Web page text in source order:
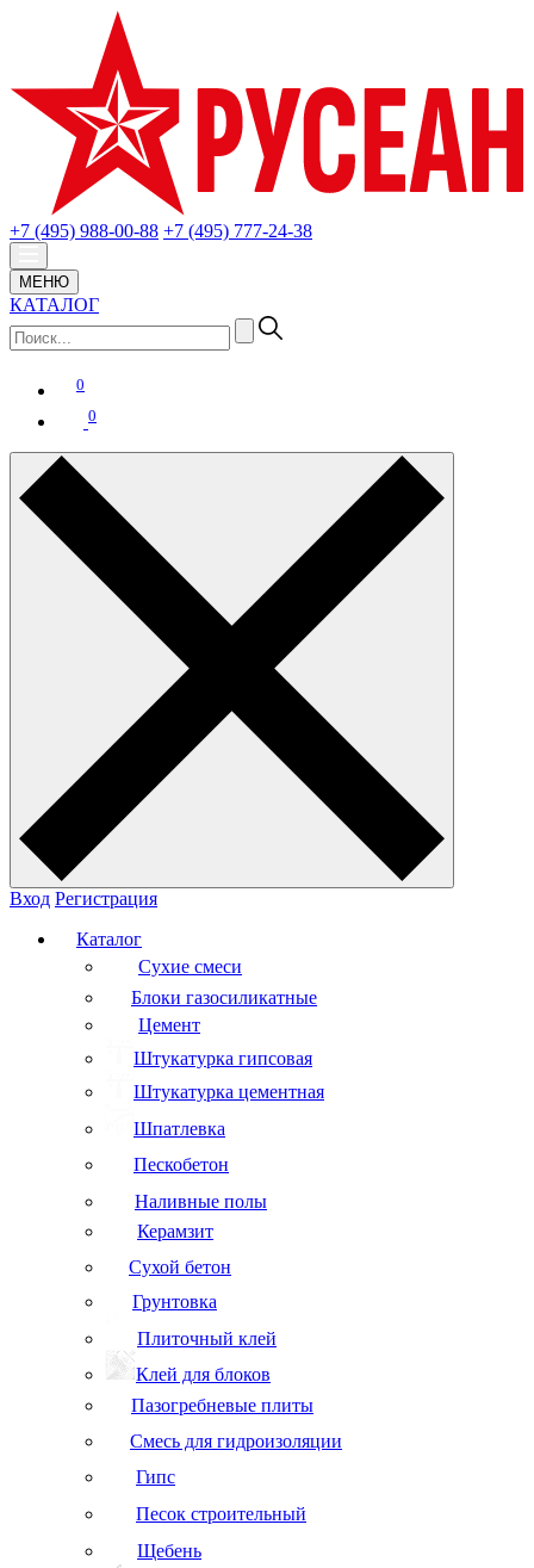
+7 (495) 988-00-88 +7 (495) 777-24-38
МЕНЮ
КАТАЛОГ
0
0
Вход Регистрация
Каталог
Сухие смеси
Блоки газосиликатные
Цемент
Штукатурка гипсовая
Штукатурка цементная
Шпатлевка
Пескобетон
Наливные полы
Керамзит
Сухой бетон
Грунтовка
Плиточный клей
Клей для блоков
Пазогребневые плиты
Смесь для гидроизоляции
Гипс
Песок строительный
Щебень